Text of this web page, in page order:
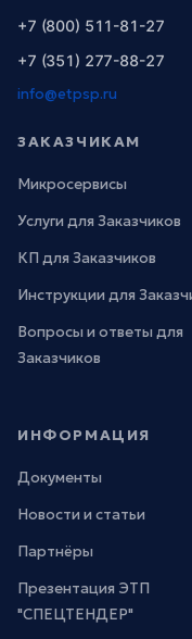
+7 (800) 511-81-27
+7 (351) 277-88-27
info@etpsp.ru
ЗАКАЗЧИКАМ
Микросервисы
Услуги для Заказчиков
КП для Заказчиков
Инструкции для
Вопросы и ответы для
Заказчиков
ИНФОРМАЦИЯ
Документы
Новости и статьи
Партнёры
Презентация ЭТП
"СПЕЦТЕНДЕР"